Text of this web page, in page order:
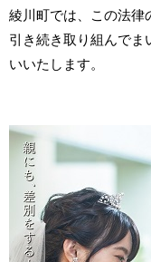
綾川町では、この法律
引き続き取り組んでま
いいたします。